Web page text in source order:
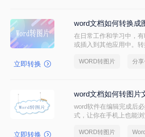
立即转换
word文档如何转换成
在日常工作和学习中，
或插入到其他应用中。
方法。
WORD转图片
立即转换
word文档如何转图片
word软件在编辑完成后
式，让你在手机上也能
WORD转图片